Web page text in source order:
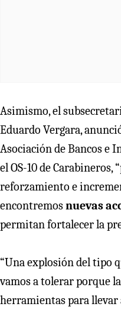
Asimismo, el
Eduardo Vergara,
Asociación de Bancos e
el OS-10 de Carabineros,
reforzamiento e
encontremosnuevas
permitan fortalecer la
“Una explosión del tipo
vamos a tolerar porque
herramientas para llevar